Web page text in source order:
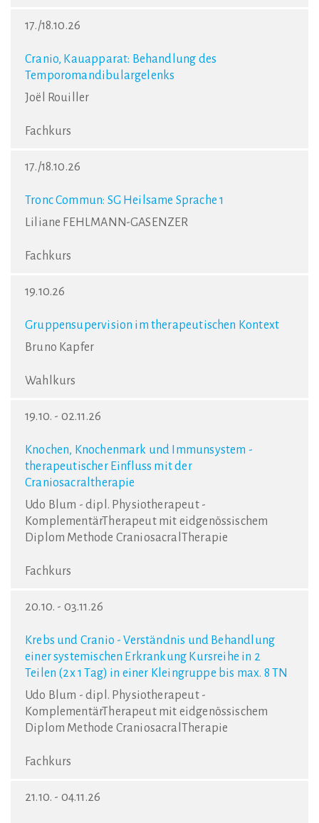
17./18.10.26
Cranio, Kauapparat: Behandlung des
Temporomandibulargelenks
Joël Rouiller
Fachkurs
17./18.10.26
Tronc Commun: SG Heilsame Sprache 1
Liliane FEHLMANN-GASENZER
Fachkurs
19.10.26
Gruppensupervision im therapeutischen Kontext
Bruno Kapfer
Wahlkurs
19.10. - 02.11.26
Knochen, Knochenmark und Immunsystem -
therapeutischer Einfluss mit der
Craniosacraltherapie
Udo Blum - dipl. Physiotherapeut -
KomplementärTherapeut mit eidgenössischem
Diplom Methode CraniosacralTherapie
Fachkurs
20.10. - 03.11.26
Krebs und Cranio - Verständnis und Behandlung
einer systemischen Erkrankung Kursreihe in 2
Teilen (2x 1 Tag) in einer Kleingruppe bis max. 8 TN
Udo Blum - dipl. Physiotherapeut -
KomplementärTherapeut mit eidgenössischem
Diplom Methode CraniosacralTherapie
Fachkurs
21.10. - 04.11.26